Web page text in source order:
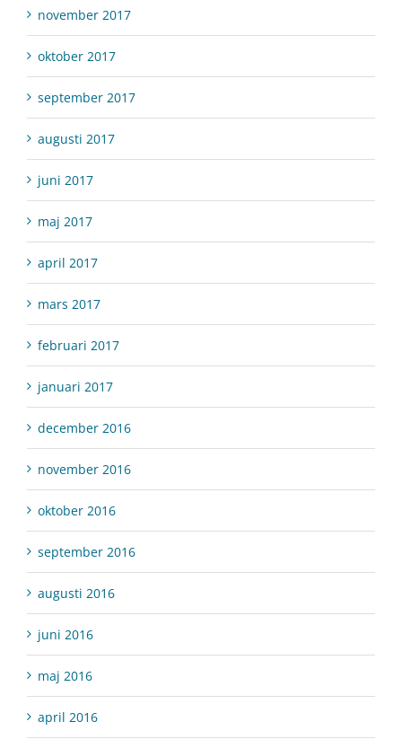
november 2017
oktober 2017
september 2017
augusti 2017
juni 2017
maj 2017
april 2017
mars 2017
februari 2017
januari 2017
december 2016
november 2016
oktober 2016
september 2016
augusti 2016
juni 2016
maj 2016
april 2016